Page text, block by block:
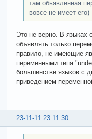
там обьявленная
вовсе не имеет его)
Это не верно. В языках
объявлять только
правило, не имеющие
переменными типа
большинстве языков с
приведением
23-11-11 23:11:30